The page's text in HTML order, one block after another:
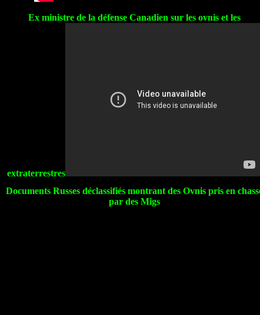
Ex ministre de la défense Canadien sur les ovnis et les
extraterrestres
Documents Russes déclassifiés montrant des Ovnis pris en
par des Migs